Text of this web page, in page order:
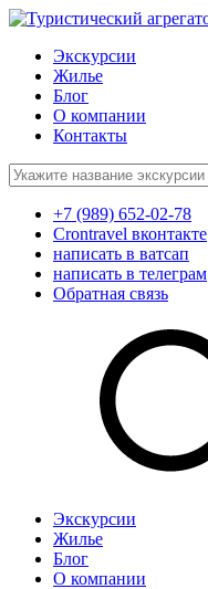
Экскурсии
Жилье
Блог
О компании
Контакты
Поиск:
+7 (989) 652-02-78
Crontravel вконтакте
написать в ватсап
написать в телеграм
Обратная связь
Экскурсии
Жилье
Блог
О компании